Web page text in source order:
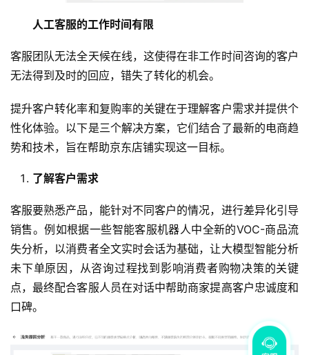
人工客服的工作时间有限
客服团队无法全天候在线，这使得在非工作时间咨询的客户
无法得到及时的回应，错失了转化的机会。
提升客户转化率和复购率的关键在于理解客户需求并提供个
性化体验。以下是三个解决方案，它们结合了最新的电商趋
势和技术，旨在帮助京东店铺实现这一目标。
了解客户需求
客服要熟悉产品，能针对不同客户的情况，进行差异化引导
销售。例如根据一些智能客服机器人中全新的VOC-商品流
失分析，以消费者全文实时会话为基础，让大模型智能分析
未下单原因，从咨询过程找到影响消费者购物决策的关键
点，最终配合客服人员在对话中帮助商家提高客户忠诚度和
口碑。